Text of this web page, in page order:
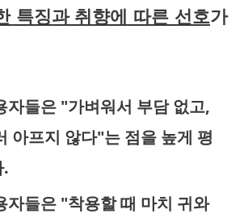
특징과 취향에 따른 선호가
자들은 "가벼워서 부담 없고,
아프지 않다"는 점을 높게 평
자들은 "착용할 때 마치 귀와